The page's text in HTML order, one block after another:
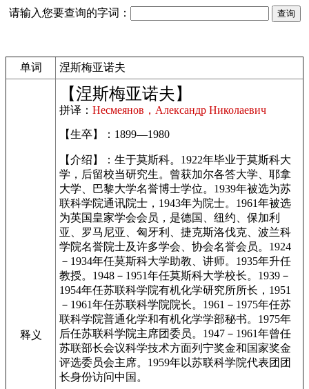
请输入您要查询的字词：
单词 涅斯梅亚诺夫
释义
【涅斯梅亚诺夫】
拼译： Несмеянов，Александр Николаевич
【生卒】：1899—1980
【介绍】：生于莫斯科。1922年毕业于莫斯科大
学，后留校当研究生。曾获加尔各答大学、耶拿
大学、巴黎大学名誉博士学位。1939年被选为苏
联科学院通讯院士，1943年为院士。1961年被选
为英国皇家学会会员，是德国、纽约、保加利
亚、罗马尼亚、匈牙利、捷克斯洛伐克、波兰科
学院名誉院士及许多学会、协会名誉会员。1924
－1934年任莫斯科大学助教、讲师。1935年升任
教授。1948－1951年任莫斯科大学校长。1939－
1954年任苏联科学院有机化学研究所所长，1951
－1961年任苏联科学院院长。1961－1975年任苏
联科学院普通化学和有机化学学部秘书。1975年
后任苏联科学院主席团委员。1947－1961年曾任
苏联部长会议科学技术方面列宁奖金和国家奖金
评选委员会主席。1959年以苏联科学院代表团团
长身份访问中国。